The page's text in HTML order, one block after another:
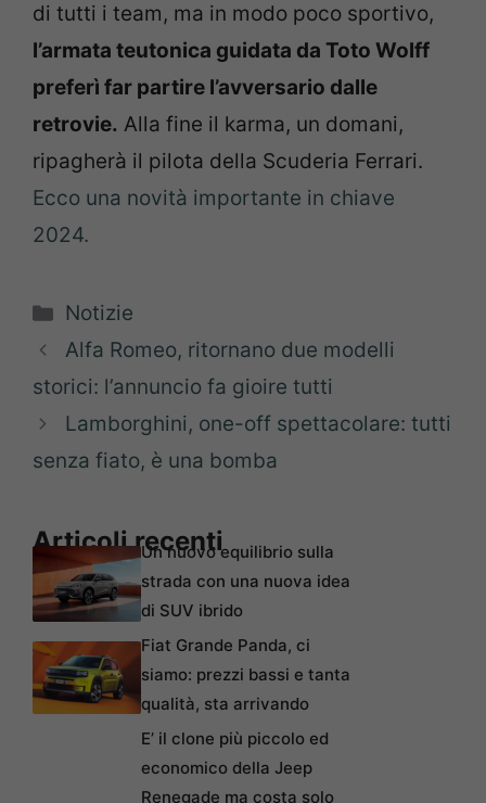
di tutti i team, ma in modo poco sportivo,
l’armata teutonica guidata da Toto Wolff
preferì far partire l’avversario dalle
retrovie. Alla fine il karma, un domani,
ripagherà il pilota della Scuderia Ferrari.
Ecco una novità importante in chiave
2024.
Categorie
Notizie
Alfa Romeo, ritornano due modelli
storici: l’annuncio fa gioire tutti
Lamborghini, one-off spettacolare: tutti
senza fiato, è una bomba
Articoli recentiUn nuovo equilibrio sulla
strada con una nuova idea
di SUV ibrido
Fiat Grande Panda, ci
siamo: prezzi bassi e tanta
qualità, sta arrivando
E’ il clone più piccolo ed
economico della Jeep
Renegade ma costa solo